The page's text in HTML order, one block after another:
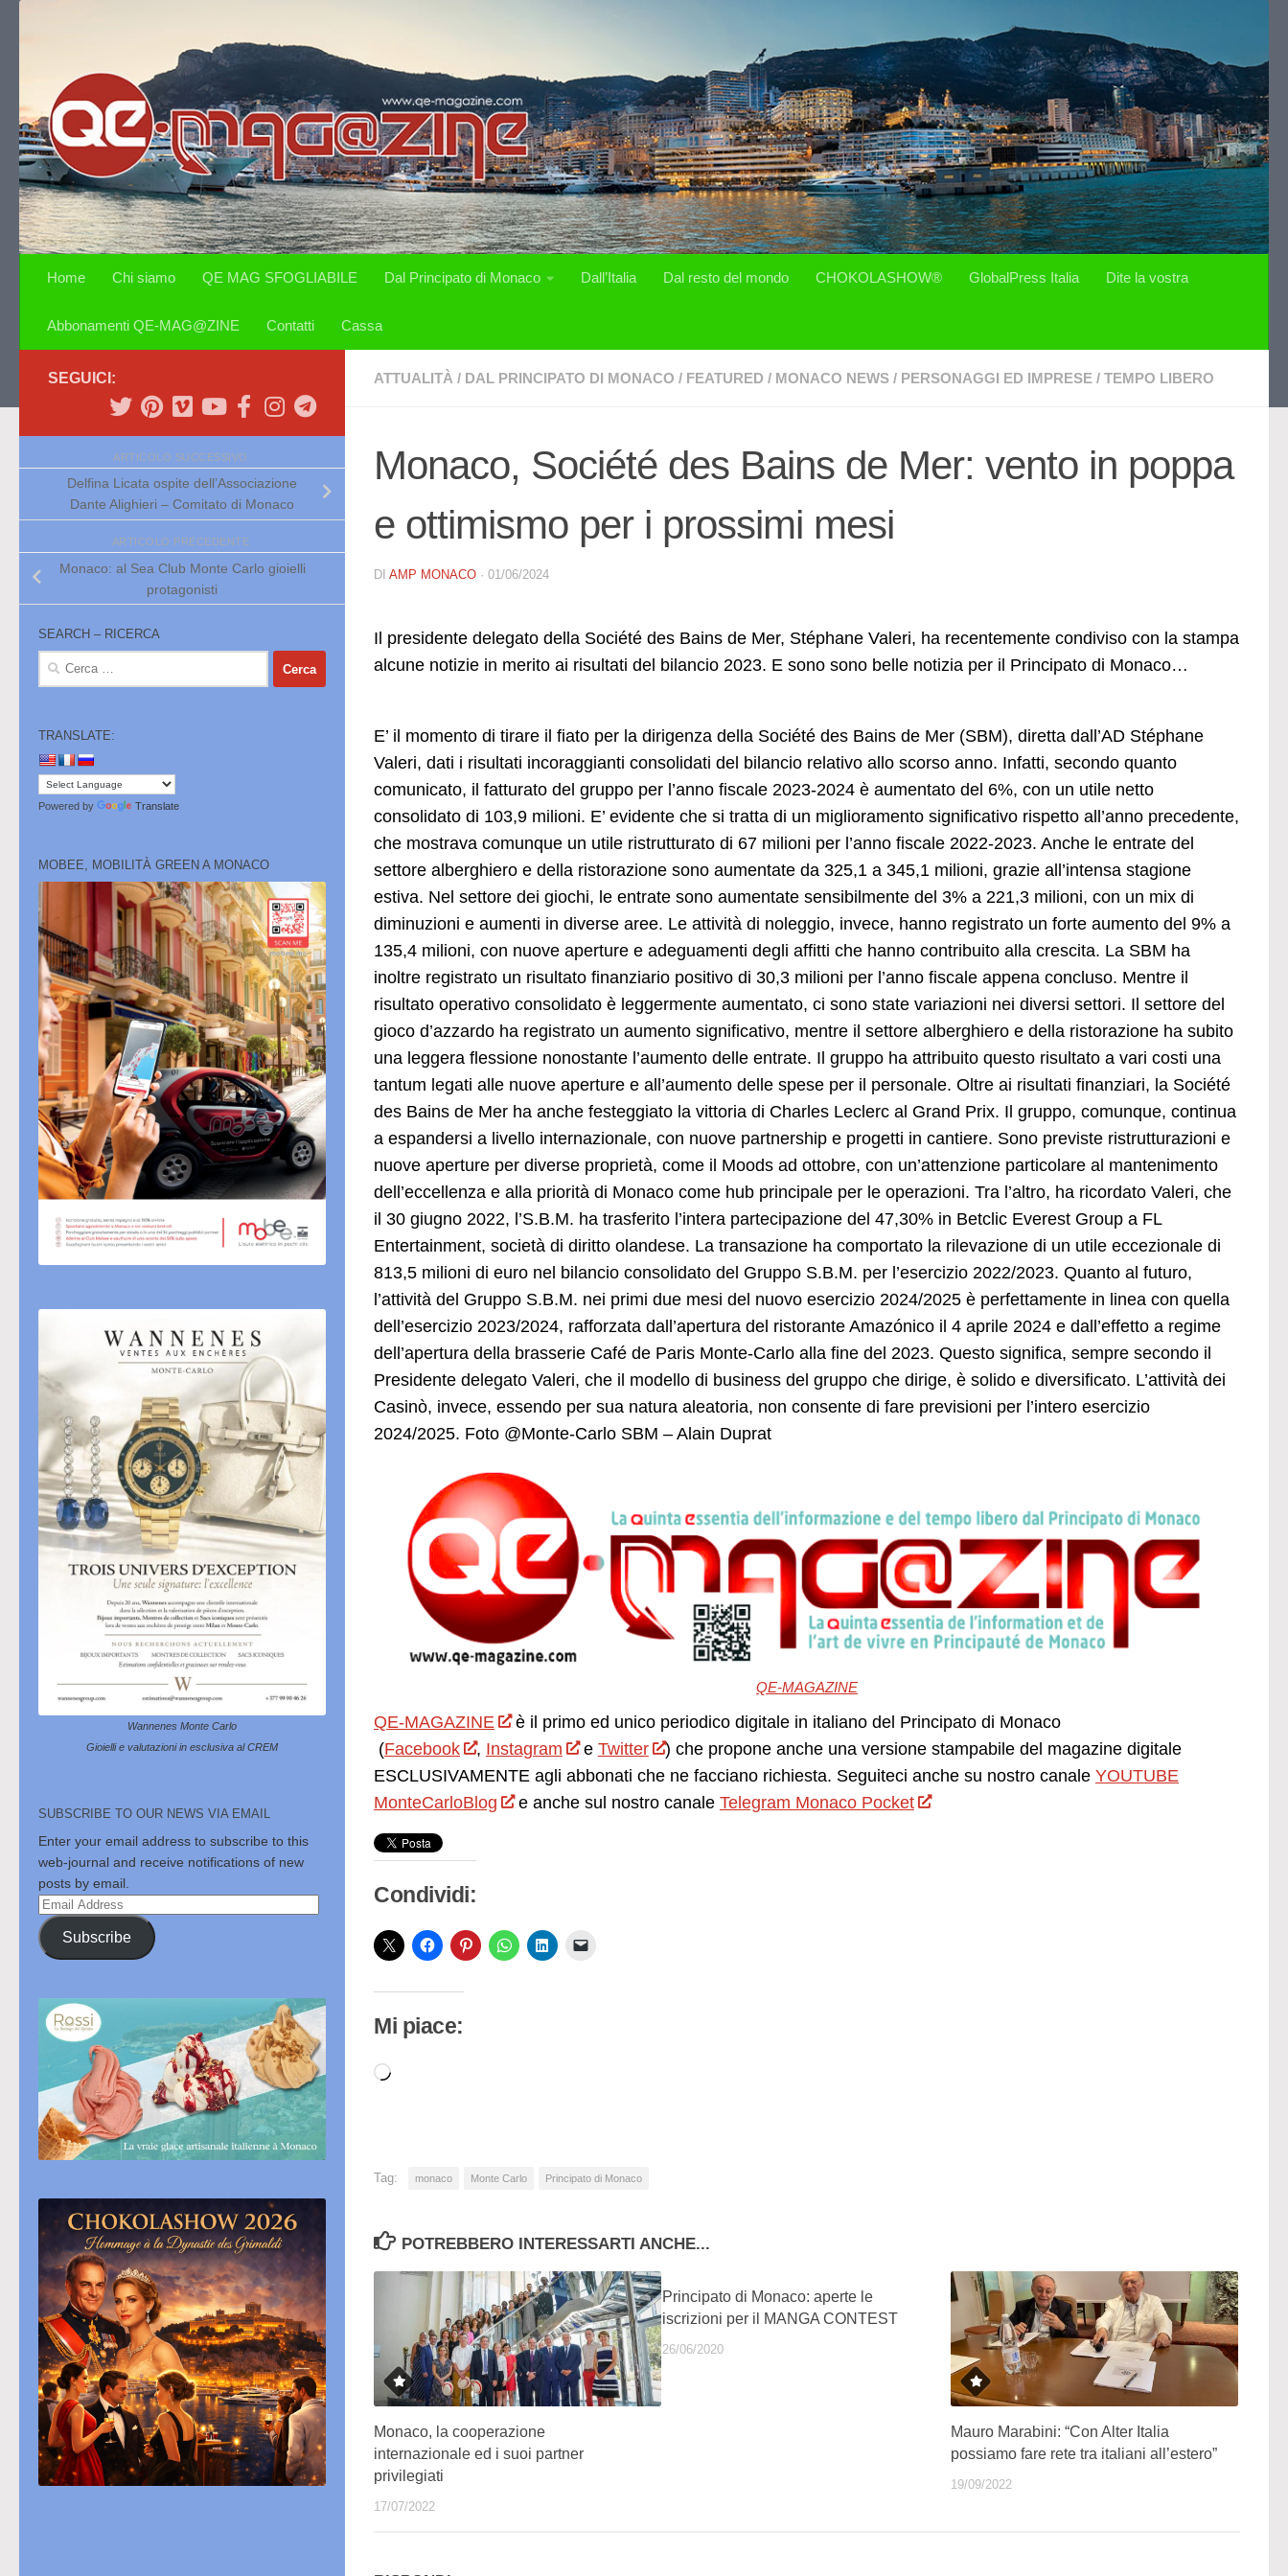
Home Chi siamo QE MAG SFOGLIABILE Dal Principato di Monaco Dall’Italia Dal resto del mondo CHOKOLASHOW® GlobalPress Italia Dite la vostra
Abbonamenti QE-MAG@ZINE Contatti Cassa
ATTUALITÀ / DAL PRINCIPATO DI MONACO / FEATURED / MONACO NEWS / PERSONAGGI ED IMPRESE / TEMPO LIBERO
Monaco, Société des Bains de Mer: vento in poppa
e ottimismo per i prossimi mesi
DI AMP MONACO · 01/06/2024
Il presidente delegato della Société des Bains de Mer, Stéphane Valeri, ha recentemente condiviso con la stampa
alcune notizie in merito ai risultati del bilancio 2023. E sono sono belle notizia per il Principato di Monaco…
E’ il momento di tirare il fiato per la dirigenza della Société des Bains de Mer (SBM), diretta dall’AD Stéphane
Valeri, dati i risultati incoraggianti consolidati del bilancio relativo allo scorso anno. Infatti, secondo quanto
comunicato, il fatturato del gruppo per l’anno fiscale 2023-2024 è aumentato del 6%, con un utile netto
consolidato di 103,9 milioni. E’ evidente che si tratta di un miglioramento significativo rispetto all’anno precedente,
che mostrava comunque un utile ristrutturato di 67 milioni per l’anno fiscale 2022-2023. Anche le entrate del
settore alberghiero e della ristorazione sono aumentate da 325,1 a 345,1 milioni, grazie all’intensa stagione
estiva. Nel settore dei giochi, le entrate sono aumentate sensibilmente del 3% a 221,3 milioni, con un mix di
diminuzioni e aumenti in diverse aree. Le attività di noleggio, invece, hanno registrato un forte aumento del 9% a
135,4 milioni, con nuove aperture e adeguamenti degli affitti che hanno contribuito alla crescita. La SBM ha
inoltre registrato un risultato finanziario positivo di 30,3 milioni per l’anno fiscale appena concluso. Mentre il
risultato operativo consolidato è leggermente aumentato, ci sono state variazioni nei diversi settori. Il settore del
gioco d’azzardo ha registrato un aumento significativo, mentre il settore alberghiero e della ristorazione ha subito
una leggera flessione nonostante l’aumento delle entrate. Il gruppo ha attribuito questo risultato a vari costi una
tantum legati alle nuove aperture e all’aumento delle spese per il personale. Oltre ai risultati finanziari, la Société
des Bains de Mer ha anche festeggiato la vittoria di Charles Leclerc al Grand Prix. Il gruppo, comunque, continua
a espandersi a livello internazionale, con nuove partnership e progetti in cantiere. Sono previste ristrutturazioni e
nuove aperture per diverse proprietà, come il Moods ad ottobre, con un’attenzione particolare al mantenimento
dell’eccellenza e alla priorità di Monaco come hub principale per le operazioni. Tra l’altro, ha ricordato Valeri, che
il 30 giugno 2022, l’S.B.M. ha trasferito l’intera partecipazione del 47,30% in Betclic Everest Group a FL
Entertainment, società di diritto olandese. La transazione ha comportato la rilevazione di un utile eccezionale di
813,5 milioni di euro nel bilancio consolidato del Gruppo S.B.M. per l’esercizio 2022/2023. Quanto al futuro,
l’attività del Gruppo S.B.M. nei primi due mesi del nuovo esercizio 2024/2025 è perfettamente in linea con quella
dell’esercizio 2023/2024, rafforzata dall’apertura del ristorante Amazónico il 4 aprile 2024 e dall’effetto a regime
dell’apertura della brasserie Café de Paris Monte-Carlo alla fine del 2023. Questo significa, sempre secondo il
Presidente delegato Valeri, che il modello di business del gruppo che dirige, è solido e diversificato. L’attività dei
Casinò, invece, essendo per sua natura aleatoria, non consente di fare previsioni per l’intero esercizio
2024/2025. Foto @Monte-Carlo SBM – Alain Duprat
QE-MAGAZINE
QE-MAGAZINE
è il primo ed unico periodico digitale in italiano del Principato di Monaco
(Facebook , Instagram e Twitter
) che propone anche una versione stampabile del magazine digitale
ESCLUSIVAMENTE agli abbonati che ne facciano richiesta. Seguiteci anche su nostro canale YOUTUBE
MonteCarloBlog
e anche sul nostro canale Telegram Monaco Pocket
Condividi:
Mi piace:
Caricamento
Tag: monaco Monte Carlo Principato di Monaco
POTREBBERO INTERESSARTI ANCHE...
Monaco, la cooperazione
internazionale ed i suoi partner
privilegiati
17/07/2022
Principato di Monaco: aperte le
iscrizioni per il MANGA CONTEST
26/06/2020
Mauro Marabini: “Con Alter Italia
possiamo fare rete tra italiani all’estero”
19/09/2022
SEGUICI:
ARTICOLO SUCCESSIVO
Delfina Licata ospite dell’Associazione
Dante Alighieri – Comitato di Monaco
ARTICOLO PRECEDENTE
Monaco: al Sea Club Monte Carlo gioielli
protagonisti
SEARCH – RICERCA
Ricerca
TRANSLATE:
Powered by Translate
MOBEE, MOBILITÀ GREEN A MONACO
Wannenes Monte Carlo
Gioielli e valutazioni in esclusiva al CREM
SUBSCRIBE TO OUR NEWS VIA EMAIL
Enter your email address to subscribe to this
web-journal and receive notifications of new
posts by email.
Email
Address
Subscribe